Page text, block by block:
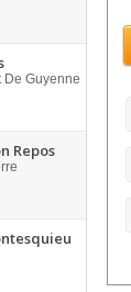
De Guyenne
Repos